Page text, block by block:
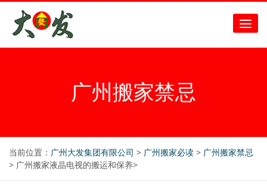
广州搬家禁忌
当前位置： 广州大发集团有限公司 > 广州搬家必读 > 广州搬家禁忌
> 广州搬家液晶电视的搬运和保养>